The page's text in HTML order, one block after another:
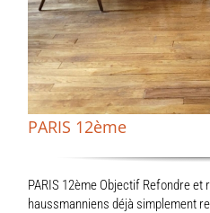
PARIS 12ème
PARIS 12ème Objectif Refondre
haussmanniens déjà simplement